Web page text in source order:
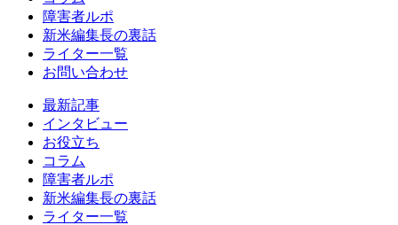
障害者ルポ
新米編集長の裏話
ライター一覧
お問い合わせ
最新記事
インタビュー
お役立ち
コラム
障害者ルポ
新米編集長の裏話
ライター一覧